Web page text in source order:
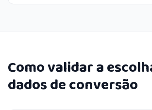
Como validar a
dados de conversão